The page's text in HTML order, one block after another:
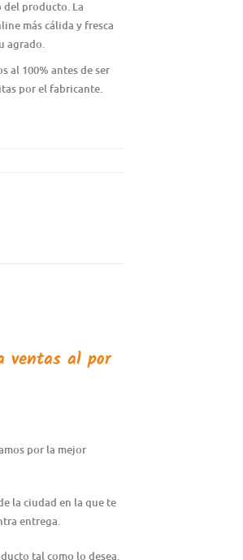
producto. La
más cálida y fresca
agrado.
al 100% antes de ser
por el fabricante.
ventas al por
por la mejor
la ciudad en la que te
entrega.
tal como lo desea.